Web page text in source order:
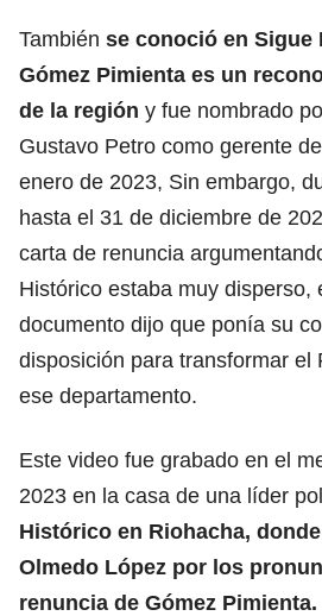
También se conoció en Sigue
Gómez Pimienta es un
de la región y fue nombrado
Gustavo Petro como gerente
enero de 2023, Sin embargo,
hasta el 31 de diciembre de
carta de renuncia
Histórico estaba muy disperso,
documento dijo que ponía su
disposición para transformar el
ese departamento.
Este video fue grabado en el
2023 en la casa de una líder
Histórico en Riohacha,
Olmedo López por los
renuncia de Gómez Pimienta.